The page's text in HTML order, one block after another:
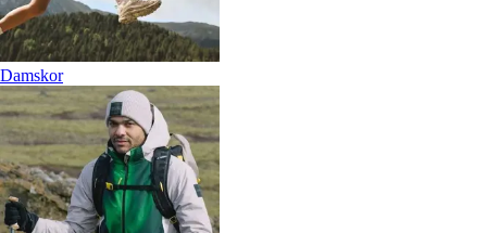
Damskor